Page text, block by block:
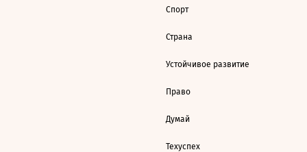
Спорт
Страна
Устойчивое развитие
Право
Думай
Техуспех